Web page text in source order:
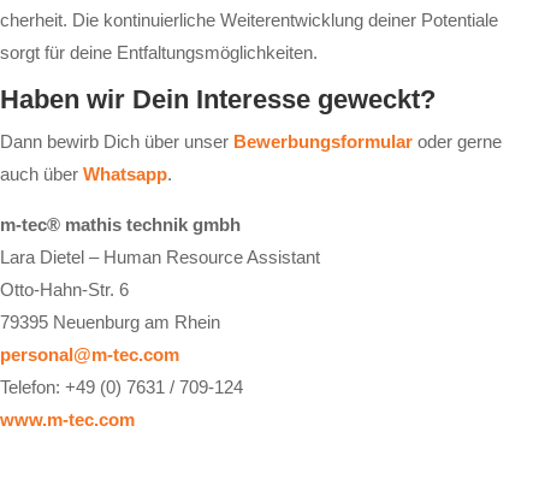
cher­heit. Die kon­ti­nu­ier­li­che Wei­ter­ent­wick­lung dei­ner Po­ten­ti­a­le
sorgt für dei­ne Ent­fal­tungs­mög­lich­kei­ten.
Haben wir Dein Interesse geweckt?
Dann bewirb Dich über unser Bewerbungsformular oder gerne
auch über Whatsapp.
m-tec® mathis technik gmbh
Lara Dietel – Human Resource Assistant
Otto-Hahn-Str. 6
79395 Neuenburg am Rhein
personal@m-tec.com
Telefon: +49 (0) 7631 / 709-124
www.m-tec.com